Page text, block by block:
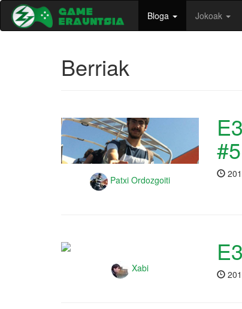
Bloga Jokoak
Berriak
Patxi Ordozgoiti
#5
Xabi